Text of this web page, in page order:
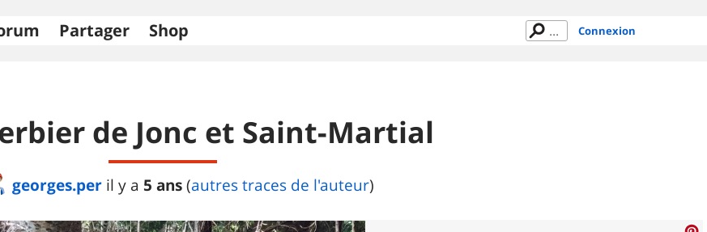
Partager Shop Connexion
de Jonc et Saint-Martial
georges.per il y a 5 ans (autres traces de l'auteur)